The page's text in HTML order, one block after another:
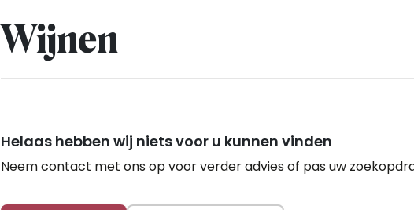
Wijnen
Helaas hebben wij niets voor u kunnen vinden
Neem contact met ons op voor verder advies of pas uw